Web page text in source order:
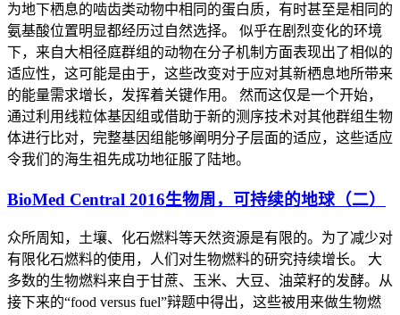
为地下栖息的啮齿类动物中相同的蛋白质，有时甚至是相同的
氨基酸位置明显都经历过自然选择。 似乎在剧烈变化的环境
下，来自大相径庭群组的动物在分子机制方面表现出了相似的
适应性，这可能是由于，这些改变对于应对其新栖息地所带来
的能量需求增长，发挥着关键作用。 然而这仅是一个开始，
通过利用线粒体基因组或借助于新的测序技术对其他群组生物
体进行比对，完整基因组能够阐明分子层面的适应，这些适应
令我们的海生祖先成功地征服了陆地。
BioMed Central 2016生物周，可持续的地球（二）
众所周知，土壤、化石燃料等天然资源是有限的。为了减少对
有限化石燃料的使用，人们对生物燃料的研究持续增长。 大
多数的生物燃料来自于甘蔗、玉米、大豆、油菜籽的发酵。从
接下来的“food versus fuel”辩题中得出，这些被用来做生物燃